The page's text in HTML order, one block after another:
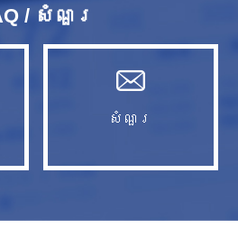
/ សំណួរ​
សំណួរ​